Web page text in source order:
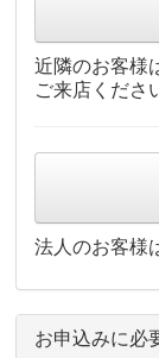
近隣のお客様
ご来店くださ
法人のお客様
お申込みに必